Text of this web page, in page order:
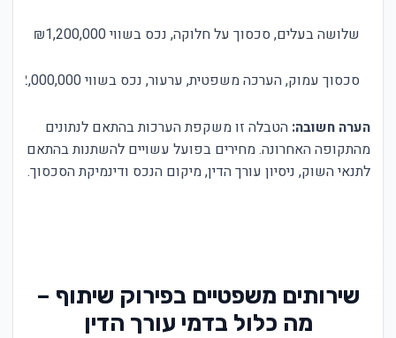
שלושה בעלים, סכסוך על חלוקה, נכס בשווי ₪1,200,000
סכסוך עמוק, הערכה משפטית, ערעור, נכס בשווי ₪2,000,000
הערה חשובה: הטבלה זו משקפת הערכות בהתאם לנתונים
מהתקופה האחרונה. מחירים בפועל עשויים להשתנות בהתאם
לתנאי השוק, ניסיון עורך הדין, מיקום הנכס ודינמיקת הסכסוך.
שירותים משפטיים בפירוק שיתוף –
מה כלול בדמי עורך הדין